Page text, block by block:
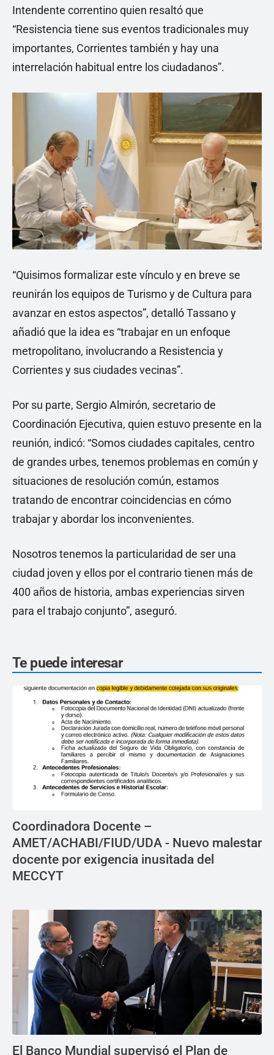
Intendente correntino quien resaltó que
“Resistencia tiene sus eventos tradicionales muy
importantes, Corrientes también y hay una
interrelación habitual entre los ciudadanos”.
“Quisimos formalizar este vínculo y en breve se
reunirán los equipos de Turismo y de Cultura para
avanzar en estos aspectos”, detalló Tassano y
añadió que la idea es “trabajar en un enfoque
metropolitano, involucrando a Resistencia y
Corrientes y sus ciudades vecinas”.
Por su parte, Sergio Almirón, secretario de
Coordinación Ejecutiva, quien estuvo presente en la
reunión, indicó: “Somos ciudades capitales, centro
de grandes urbes, tenemos problemas en común y
situaciones de resolución común, estamos
tratando de encontrar coincidencias en cómo
trabajar y abordar los inconvenientes.
Nosotros tenemos la particularidad de ser una
ciudad joven y ellos por el contrario tienen más de
400 años de historia, ambas experiencias sirven
para el trabajo conjunto”, aseguró.
Te puede interesar
Coordinadora Docente –
AMET/ACHABI/FIUD/UDA - Nuevo malestar
docente por exigencia inusitada del
MECCYT
El Banco Mundial supervisó el Plan de